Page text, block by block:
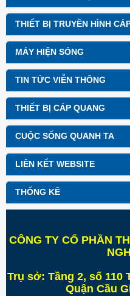
THIẾT BỊ TRUYỀN HÌNH
MÁY HIỆN SÓNG
TIN TỨC VIỄN THÔNG
THIẾT BỊ CÁP QUANG
CUỘC SỐNG QUANH TA
LIÊN KẾT WEBSITE
THỐNG KÊ
CÔNG TY CỔ PHẦN
Trụ sở: Tầng 2, số 110
Quận Cầu